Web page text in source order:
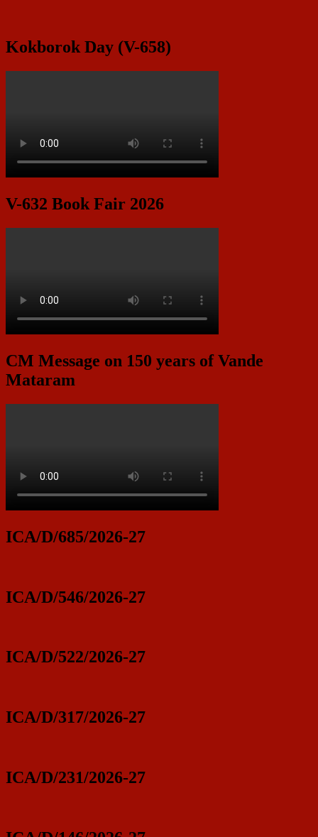
Kokborok Day (V-658)
V-632 Book Fair 2026
CM Message on 150 years of Vande
Mataram
ICA/D/685/2026-27
ICA/D/546/2026-27
ICA/D/522/2026-27
ICA/D/317/2026-27
ICA/D/231/2026-27